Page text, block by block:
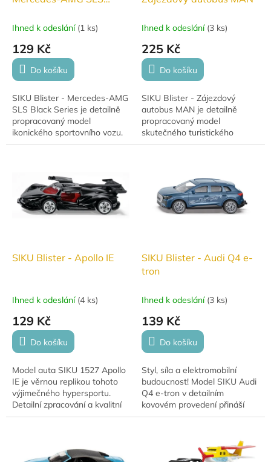
Ihned k odeslání (1 ks)
129 Kč
Do košíku
SIKU Blister - Mercedes-AMG
SLS Black Series je detailně
propracovaný model
ikonického sportovního vozu.
Tento model věrně
6,3litrovým...
Ihned k odeslání (3 ks)
225 Kč
Do košíku
SIKU Blister - Zájezdový
autobus MAN je detailně
propracovaný model
skutečného turistického
autobusu. Miniatura vyniká
SIKU Blister - Apollo IE
Ihned k odeslání (4 ks)
129 Kč
Do košíku
Model auta SIKU 1527 Apollo
IE je věrnou replikou tohoto
výjimečného hypersportu.
Detailní zpracování a kvalitní
kovová konstrukce přináší
SIKU Blister - Audi Q4 e-
tron
Ihned k odeslání (3 ks)
139 Kč
Do košíku
Styl, síla a elektromobilní
budoucnost! Model SIKU Audi
Q4 e-tron v detailním
kovovém provedení přináší
dokonalou kombinaci